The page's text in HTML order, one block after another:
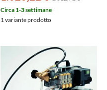
Circa 1-3 settimane
1 variante prodotto